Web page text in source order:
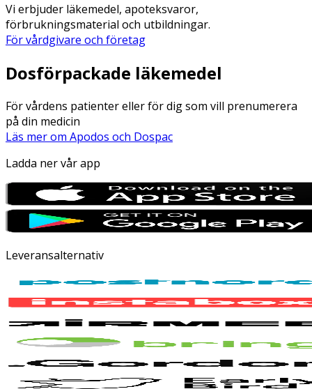
Vi erbjuder läkemedel, apoteksvaror,
förbrukningsmaterial och utbildningar.
För vårdgivare och företag
Dosförpackade läkemedel
För vårdens patienter eller för dig som vill prenumerera
på din medicin
Läs mer om Apodos och Dospac
Ladda ner vår app
Leveransalternativ